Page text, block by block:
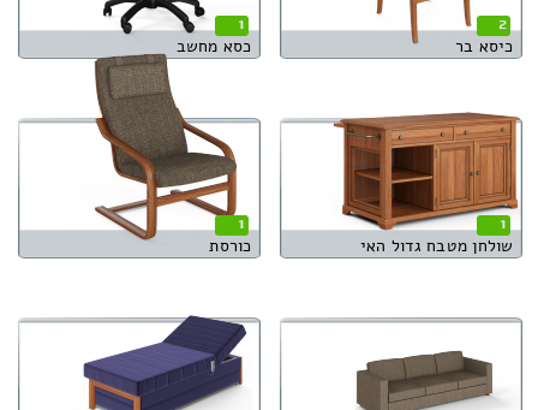
2
כיסא בר
1
כסא מחשב
1
שולחן מטבח גדול האי
1
כורסת